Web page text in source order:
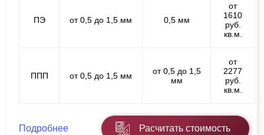
ПЭ от 0,5 до 1,5 мм 0,5 мм
от
1610
руб.
кв.м.
ППП от 0,5 до 1,5 мм
от 0,5 до 1,5
мм
от
2277
руб.
кв.м.
Подробнее Расчитать стоимость